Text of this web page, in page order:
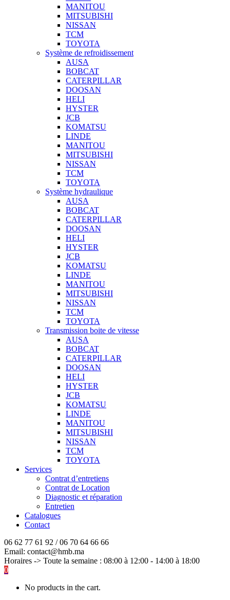
MANITOU
MITSUBISHI
NISSAN
TCM
TOYOTA
Système de refroidissement
AUSA
BOBCAT
CATERPILLAR
DOOSAN
HELI
HYSTER
JCB
KOMATSU
LINDE
MANITOU
MITSUBISHI
NISSAN
TCM
TOYOTA
Système hydraulique
AUSA
BOBCAT
CATERPILLAR
DOOSAN
HELI
HYSTER
JCB
KOMATSU
LINDE
MANITOU
MITSUBISHI
NISSAN
TCM
TOYOTA
Transmission boite de vitesse
AUSA
BOBCAT
CATERPILLAR
DOOSAN
HELI
HYSTER
JCB
KOMATSU
LINDE
MANITOU
MITSUBISHI
NISSAN
TCM
TOYOTA
Services
Contrat d’entretiens
Contrat de Location
Diagnostic et réparation
Entretien
Catalogues
Contact
06 62 77 61 92 / 06 70 64 66 66
Email: contact@hmb.ma
Horaires -> Toute la semaine : 08:00 à 12:00 - 14:00 à 18:00
0
No products in the cart.